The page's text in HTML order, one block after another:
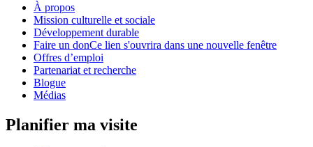
À propos
Mission culturelle et sociale
Développement durable
Faire un donCe lien s'ouvrira dans une nouvelle fenêtre
Offres d’emploi
Partenariat et recherche
Blogue
Médias
Planifier ma visite